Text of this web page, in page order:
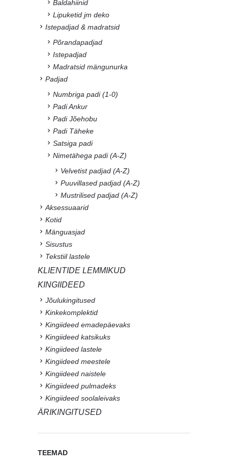
Baldahiinid
Lipuketid jm deko
Istepadjad & madratsid
Põrandapadjad
Istepadjad
Madratsid mängunurka
Padjad
Numbriga padi (1-0)
Padi Ankur
Padi Jõehobu
Padi Täheke
Satsiga padi
Nimetähega padi (A-Z)
Velvetist padjad (A-Z)
Puuvillased padjad (A-Z)
Mustrilised padjad (A-Z)
Aksessuaarid
Kotid
Mänguasjad
Sisustus
Tekstiil lastele
KLIENTIDE LEMMIKUD
KINGIIDEED
Jõulukingitused
Kinkekomplektid
Kingiideed emadepäevaks
Kingiideed katsikuks
Kingiideed lastele
Kingiideed meestele
Kingiideed naistele
Kingiideed pulmadeks
Kingiideed soolaleivaks
ÄRIKINGITUSED
TEEMAD